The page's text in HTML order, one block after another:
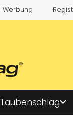
Werbung
Taubenschlag